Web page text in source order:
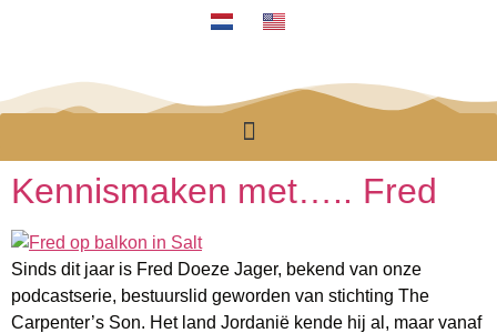
Kennismaken met….. Fred
Sinds dit jaar is Fred Doeze Jager, bekend van onze
podcastserie, bestuurslid geworden van stichting The
Carpenter’s Son. Het land Jordanië kende hij al, maar vanaf